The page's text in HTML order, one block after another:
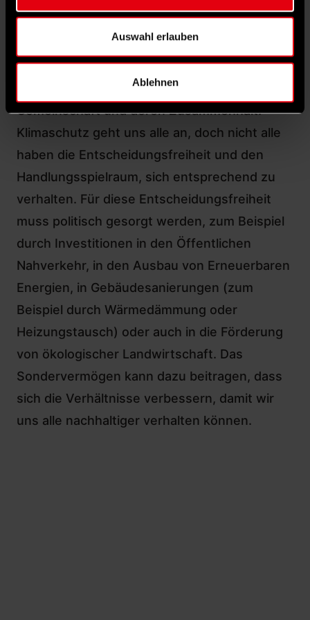
Auswahl erlauben
Ablehnen
Investitionsrückstand von rund 186 Milliarden
Euro. Das wirkt sich maßgeblich auf das
Funktionieren der öffentlichen
Daseinsvorsorge aus und damit auch auf die
Gemeinschaft und deren Zusammenhalt.
Klimaschutz geht uns alle an, doch nicht alle
haben die Entscheidungsfreiheit und den
Handlungsspielraum, sich entsprechend zu
verhalten. Für diese Entscheidungsfreiheit
muss politisch gesorgt werden, zum Beispiel
durch Investitionen in den Öffentlichen
Nahverkehr, in den Ausbau von Erneuerbaren
Energien, in Gebäudesanierungen (zum
Beispiel durch Wärmedämmung oder
Heizungstausch) oder auch in die Förderung
von ökologischer Landwirtschaft. Das
Sondervermögen kann dazu beitragen, dass
sich die Verhältnisse verbessern, damit wir
uns alle nachhaltiger verhalten können.